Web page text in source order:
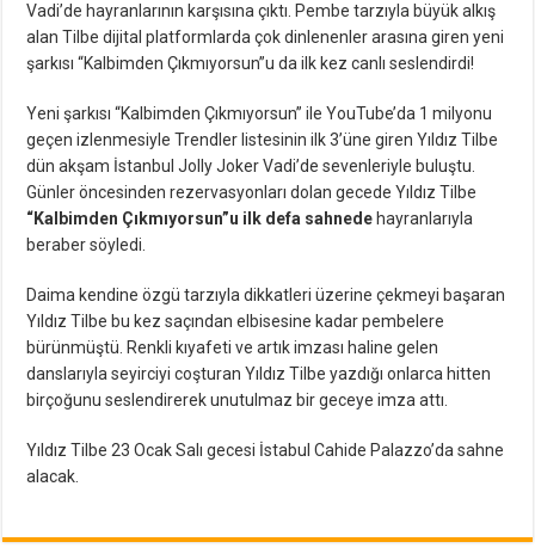
Vadi’de hayranlarının karşısına çıktı. Pembe tarzıyla büyük alkış
alan Tilbe dijital platformlarda çok dinlenenler arasına giren yeni
şarkısı “Kalbimden Çıkmıyorsun”u da ilk kez canlı seslendirdi!
Yeni şarkısı “Kalbimden Çıkmıyorsun” ile YouTube’da 1 milyonu
geçen izlenmesiyle Trendler listesinin ilk 3’üne giren Yıldız Tilbe
dün akşam İstanbul Jolly Joker Vadi’de sevenleriyle buluştu.
Günler öncesinden rezervasyonları dolan gecede Yıldız Tilbe
“Kalbimden Çıkmıyorsun”u ilk defa sahnede hayranlarıyla
beraber söyledi.
Daima kendine özgü tarzıyla dikkatleri üzerine çekmeyi başaran
Yıldız Tilbe bu kez saçından elbisesine kadar pembelere
bürünmüştü. Renkli kıyafeti ve artık imzası haline gelen
danslarıyla seyirciyi coşturan Yıldız Tilbe yazdığı onlarca hitten
birçoğunu seslendirerek unutulmaz bir geceye imza attı.
Yıldız Tilbe 23 Ocak Salı gecesi İstabul Cahide Palazzo’da sahne
alacak.